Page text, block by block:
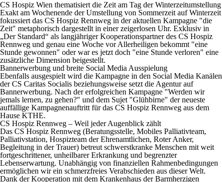
CS Hospiz Wien thematisiert die Zeit am Tag der Winterzeitumstellung
Exakt am Wochenende der Umstellung von Sommerzeit auf Winterzeit
fokussiert das CS Hospiz Rennweg in der aktuellen Kampagne "die
Zeit" metaphorisch dargestellt in einer zeigerlosen Uhr. Exklusiv in
„Der Standard“ als langjähriger Kooperationspartner des CS Hospiz
Rennweg und genau eine Woche vor Allerheiligen bekommt "eine
Stunde gewonnen" oder war es jetzt doch "eine Stunde verloren" eine
zusätzliche Dimension beigestellt.
Bannerwerbung und breite Social Media Ausspielung
Ebenfalls ausgespielt wird die Kampagne in den Social Media Kanälen
der CS Caritas Socialis beziehungsweise setzt die Agentur auf
Bannerwerbung. Nach der erfolgreichen Kampagne "Werden wir
jemals lernen, zu gehen?" und dem Sujet "Glühbirne" der neueste
auffällige Kampagnenauftritt für das CS Hospiz Rennweg aus dem
Hause KTHE.
CS Hospiz Rennweg – Weil jeder Augenblick zählt
Das CS Hospiz Rennweg (Beratungsstelle, Mobiles Palliativteam,
Palliativstation, Hospizteam der Ehrenamtlichen, Roter Anker,
Begleitung in der Trauer) betreut schwerstkranke Menschen mit weit
fortgeschrittener, unheilbarer Erkrankung und begrenzter
Lebenserwartung. Unabhängig von finanziellen Rahmenbedingungen
ermöglichen wir ein schmerzfreies Verabschieden aus dieser Welt.
Dank der Kooperation mit dem Krankenhaus der Barmherzigen